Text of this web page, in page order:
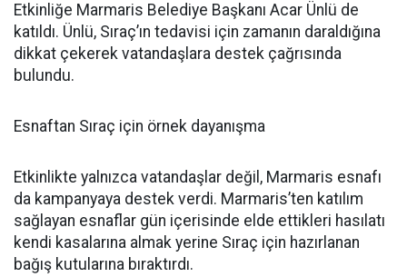
Etkinliğe Marmaris Belediye Başkanı Acar Ünlü de
katıldı. Ünlü, Sıraç’ın tedavisi için zamanın daraldığına
dikkat çekerek vatandaşlara destek çağrısında
bulundu.
Esnaftan Sıraç için örnek dayanışma
Etkinlikte yalnızca vatandaşlar değil, Marmaris esnafı
da kampanyaya destek verdi. Marmaris’ten katılım
sağlayan esnaflar gün içerisinde elde ettikleri hasılatı
kendi kasalarına almak yerine Sıraç için hazırlanan
bağış kutularına bıraktırdı.